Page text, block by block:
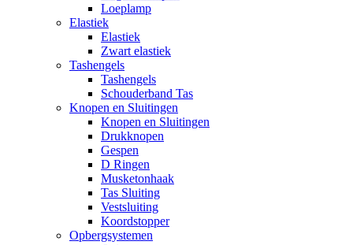
Loeplamp
Elastiek
Elastiek
Zwart elastiek
Tashengels
Tashengels
Schouderband Tas
Knopen en Sluitingen
Knopen en Sluitingen
Drukknopen
Gespen
D Ringen
Musketonhaak
Tas Sluiting
Vestsluiting
Koordstopper
Opbergsystemen